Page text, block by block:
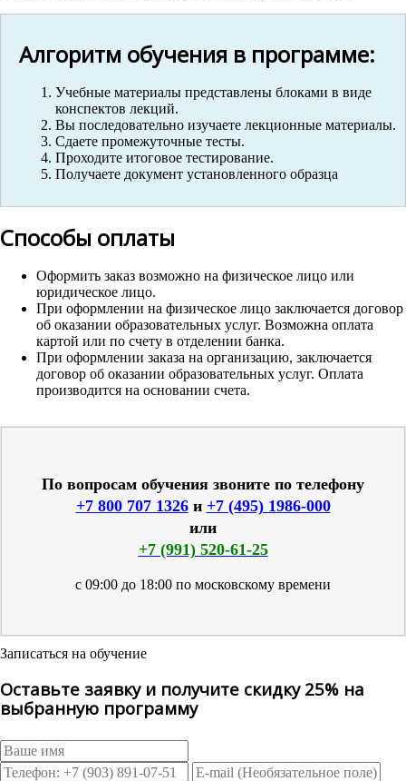
Алгоритм обучения в программе:
Учебные материалы представлены блоками в виде
конспектов лекций.
Вы последовательно изучаете лекционные материалы.
Сдаете промежуточные тесты.
Проходите итоговое тестирование.
Получаете документ установленного образца
Способы оплаты
Оформить заказ возможно на физическое лицо или
юридическое лицо.
При оформлении на физическое лицо заключается договор
об оказании образовательных услуг. Возможна оплата
картой или по счету в отделении банка.
При оформлении заказа на организацию, заключается
договор об оказании образовательных услуг. Оплата
производится на основании счета.
По вопросам обучения звоните по телефону
+7 800 707 1326и +7 (495) 1986-000
или
+7 (991) 520-61-25
с 09:00 до 18:00 по московскому времени
Записаться на обучение
Оставьте заявку и получите скидку 25% на
выбранную программу